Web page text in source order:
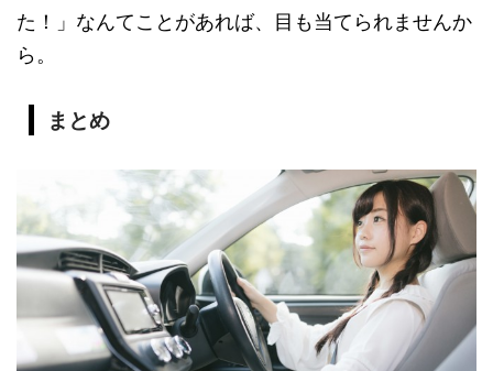
た！」なんてことがあれば、目も当てられませんか
ら。
まとめ